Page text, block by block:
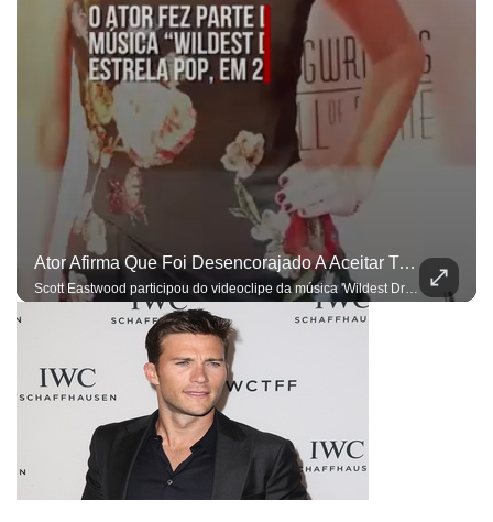
Ator Afirma Que Foi Desencorajado A Aceitar Trabalho Com Taylor Swift
Scott Eastwood participou do videoclipe da música 'Wildest Dreams'